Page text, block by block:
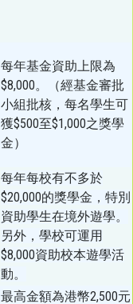
每年基金資助上限為
$8,000。（經基金審批
小組批核，每名學生可
獲$500至$1,000之獎學
金）
每年每校有不多於
$20,000的獎學金，特別
資助學生在境外遊學。
另外，學校可運用
$8,000資助校本遊學活
動。
最高金額為港幣2,500元